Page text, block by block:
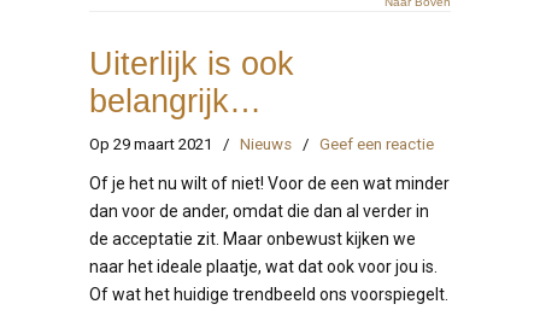
Uiterlijk is ook
belangrijk…
Op 29 maart 2021 / Nieuws / Geef een reactie
Of je het nu wilt of niet! Voor de een wat minder
dan voor de ander, omdat die dan al verder in
de acceptatie zit. Maar onbewust kijken we
naar het ideale plaatje, wat dat ook voor jou is.
Of wat het huidige trendbeeld ons voorspiegelt.